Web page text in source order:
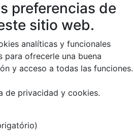
preferencias de
sitio web.
analíticas y funcionales
para ofrecerle una buena
y acceso a todas las funciones.
de privacidad y cookies.